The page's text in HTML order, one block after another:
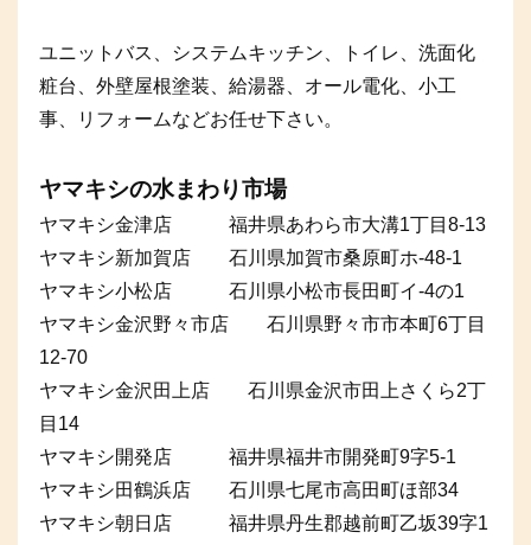
ユニットバス、システムキッチン、トイレ、洗面化
粧台、外壁屋根塗装、給湯器、オール電化、小工
事、リフォームなどお任せ下さい。
ヤマキシの水まわり市場
ヤマキシ金津店 福井県あわら市大溝1丁目8-13
ヤマキシ新加賀店 石川県加賀市桑原町ホ-48-1
ヤマキシ小松店 石川県小松市長田町イ-4の1
ヤマキシ金沢野々市店 石川県野々市市本町6丁目
12-70
ヤマキシ金沢田上店 石川県金沢市田上さくら2丁
目14
ヤマキシ開発店 福井県福井市開発町9字5-1
ヤマキシ田鶴浜店 石川県七尾市高田町ほ部34
ヤマキシ朝日店 福井県丹生郡越前町乙坂39字1